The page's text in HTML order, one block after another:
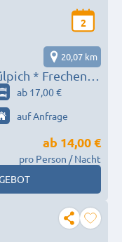
2
* Frechen *
wir finden ✋
20,07 km
ab 17,00 €
auf Anfrage
ab 14,00 €
pro Person / Nacht